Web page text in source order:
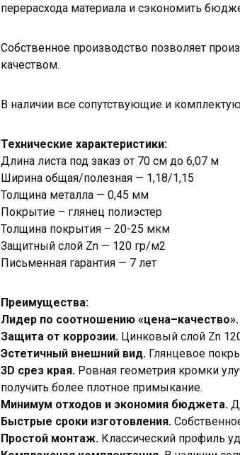
перерасхода материала и сэкономить
Собственное производство позволяет
качеством.
В наличии все сопутствующие и
Технические характеристики:
Длина листа под заказ от 70 см до 6,07 м
Ширина общая/полезная — 1,18/1,15
Толщина металла — 0,45 мм
Покрытие – глянец полиэстер
Толщина покрытия – 20-25 мкм
Защитный слой Zn — 120 гр/м2
Письменная гарантия — 7 лет
Преимущества:
Лидер по соотношению «цена–качество».
Защита от коррозии. Цинковый слой Zn
Эстетичный внешний вид. Глянцевое
3D срез края. Ровная геометрия кромки
получить более плотное примыкание.
Минимум отходов и экономия бюджета.
Быстрые сроки изготовления.
Простой монтаж. Классический профиль